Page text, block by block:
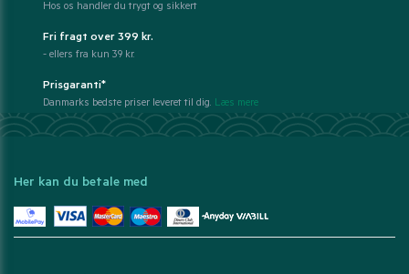
Hos os handler du trygt og sikkert
Fri fragt over 399 kr.
- ellers fra kun 39 kr.
Prisgaranti*
Danmarks bedste priser leveret til dig. Læs mere
Her kan du betale med